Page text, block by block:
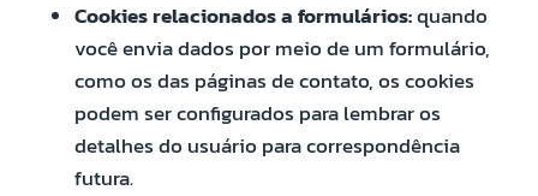
Cookies relacionados a formulários:quando
você envia dados por meio de um formulário,
como os das páginas de contato, os cookies
podem ser configurados para lembrar os
detalhes do usuário para correspondência
futura.